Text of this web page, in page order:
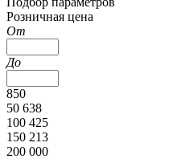
Розничная цена
От
До
850
50 638
100 425
150 213
200 000